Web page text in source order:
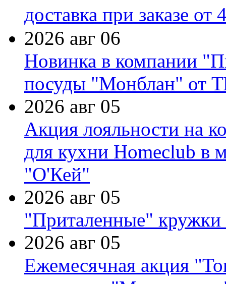
доставка при заказе от
2026 авг 06
Новинка в компании
посуды "Монблан" от
2026 авг 05
Акция лояльности на
для кухни Homeclub в
"О'Кей"
2026 авг 05
"Приталенные" кружки
2026 авг 05
Ежемесячная акция